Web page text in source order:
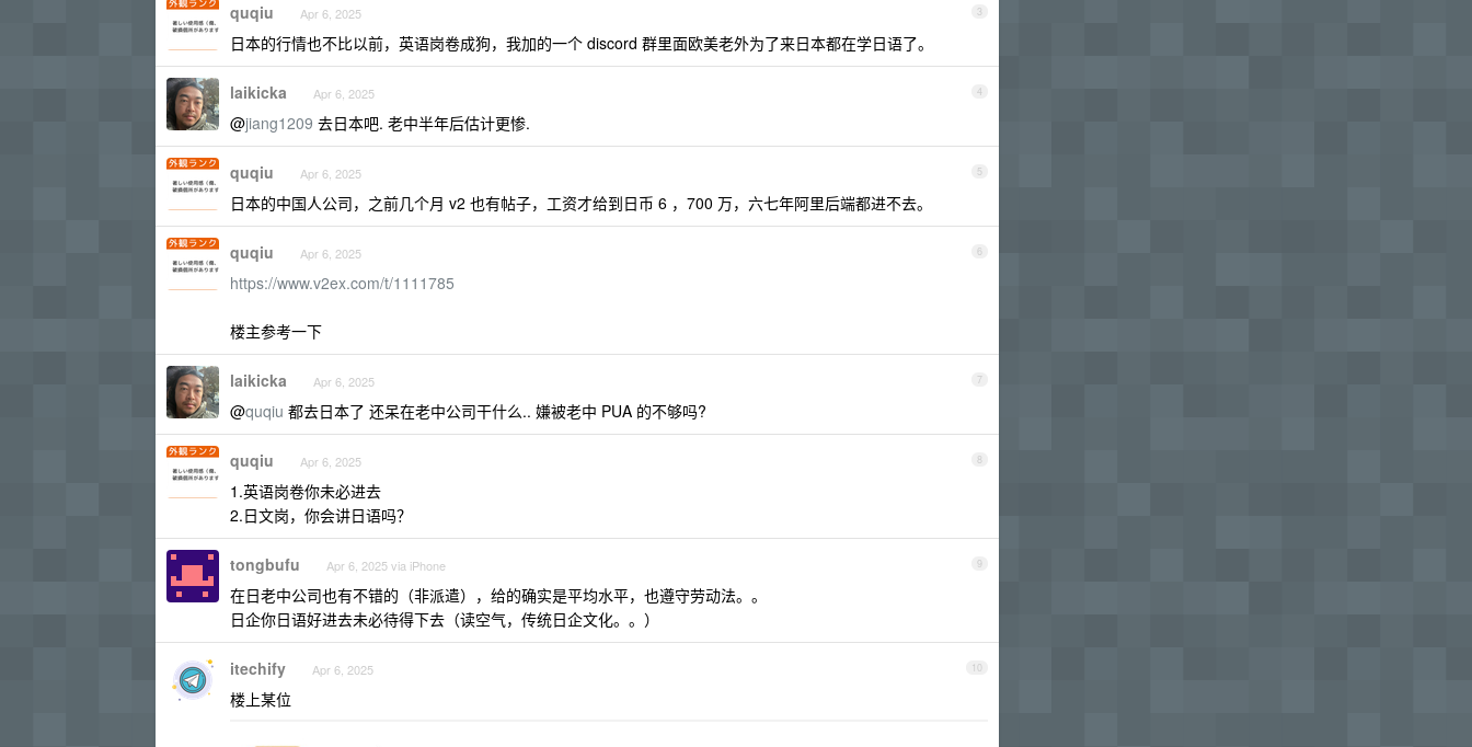
3
quqiu Apr 6, 2025
日本的行情也不比以前，英语岗卷成狗，我加的一个 discord 群里面欧美老外为了来日本都在学日语了。
4
laikicka Apr 6, 2025
@jiang1209 去日本吧. 老中半年后估计更惨.
5
quqiu Apr 6, 2025
日本的中国人公司，之前几个月 v2 也有帖子，工资才给到日币 6 ，700 万，六七年阿里后端都进不去。
6
quqiu Apr 6, 2025
https://www.v2ex.com/t/1111785
楼主参考一下
7
laikicka Apr 6, 2025
@quqiu 都去日本了 还呆在老中公司干什么.. 嫌被老中 PUA 的不够吗?
8
quqiu Apr 6, 2025
1.英语岗卷你未必进去
2.日文岗，你会讲日语吗？
9
tongbufu Apr 6, 2025 via iPhone
在日老中公司也有不错的（非派遣），给的确实是平均水平，也遵守劳动法。。
日企你日语好进去未必待得下去（读空气，传统日企文化。。）
10
itechify Apr 6, 2025
楼上某位